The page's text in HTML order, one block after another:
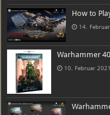
How to
14.
Warhammer
10. Februar 2021